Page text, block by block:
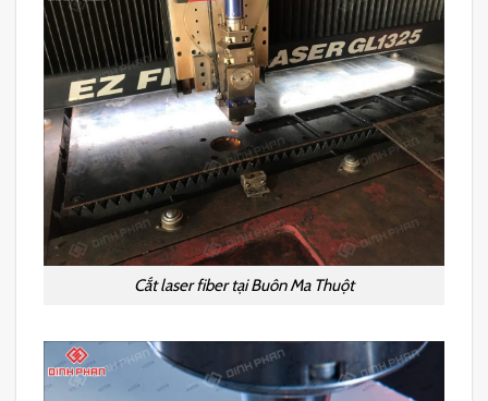
Cắt laser fiber tại Buôn Ma Thuột